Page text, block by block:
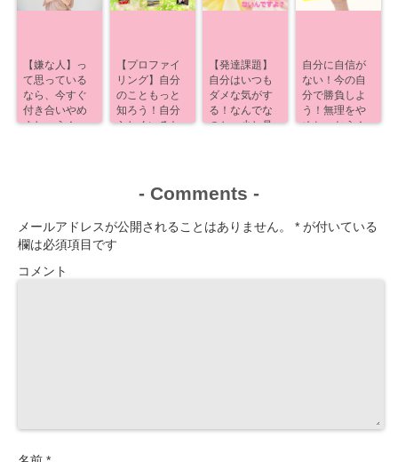
【嫌な人】っ
て思っている
なら、今すぐ
付き合いやめ
ましょう！
【プロファイ
リング】自分
のこともっと
知ろう！自分
らしくいるた
【発達課題】
自分はいつも
ダメな気がす
る！なんでな
のか、少し見
自分に自信が
ない！今の自
分で勝負しよ
う！無理をや
めちゃおう！
- Comments -
メールアドレスが公開されることはありません。 * が付いている
欄は必須項目です
コメント